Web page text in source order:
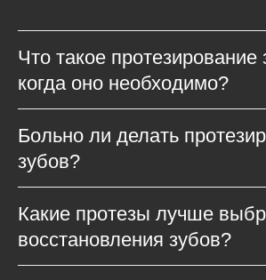
Что такое протезирование
когда оно необходимо?
Больно ли делать
зубов?
Какие протезы лучше
восстановления зубов?